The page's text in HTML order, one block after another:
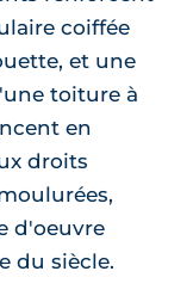
coiffée
et une
toiture à
en
droits
d'oeuvre
du siècle.